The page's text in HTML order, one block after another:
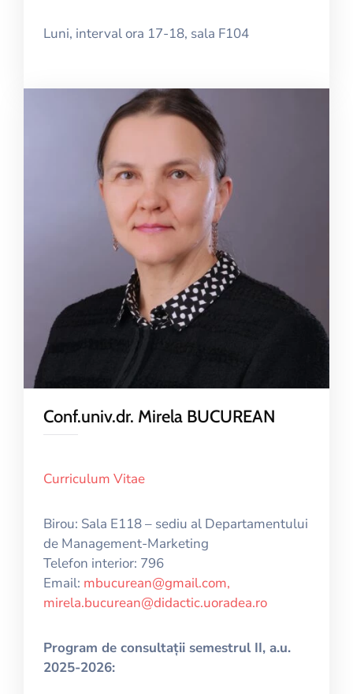
Luni, interval ora 17-18, sala F104
Conf.univ.dr. Mirela BUCUREAN
Curriculum Vitae
Birou: Sala E118 – sediu al Departamentului
de Management-Marketing
Telefon interior: 796
Email: mbucurean@gmail.com,
mirela.bucurean@didactic.uoradea.ro
Program de consultații semestrul II, a.u.
2025-2026: